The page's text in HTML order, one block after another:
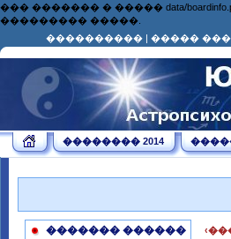
��� ������� � ����� data/
��������� �����.
���������� | �����
�������� 2014
������� ������